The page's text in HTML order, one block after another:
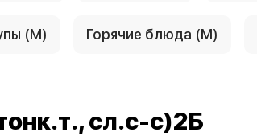
(М) Горячие блюда (М)
сл.с-с)2Б